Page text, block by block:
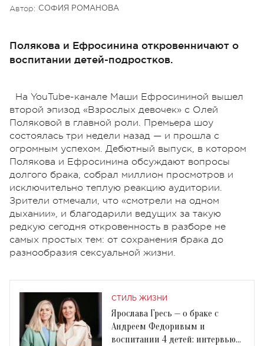
Автор: СОФИЯ РОМАНОВА
Полякова и Ефросинина откровенничают о
воспитании детей-подростков.
На YouTube-канале Маши Ефросининой вышел
второй эпизод «Взрослых девочек» с Олей
Поляковой в главной роли. Премьера шоу
состоялась три недели назад — и прошла с
огромным успехом. Дебютный выпуск, в котором
Полякова и Ефросинина обсуждают вопросы
долгого брака, собрал миллион просмотров и
исключительно теплую реакцию аудитории.
Зрители отмечали, что «смотрели на одном
дыхании», и благодарили ведущих за такую
редкую сегодня откровенность в разборе не
самых простых тем: от сохранения брака до
разнообразия сексуальной жизни.
СТИЛЬ ЖИЗНИ
Ярослава Гресь — о браке с
Андреем Федоривым и
воспитании 4 детей: интервью